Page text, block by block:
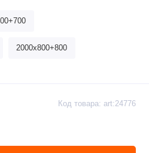
Код товара: art:24776
2000x800+800